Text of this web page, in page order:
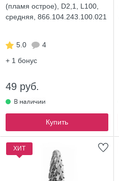
(пламя острое), D2,1, L100,
средняя, 866.104.243.100.021
5.0
4
+ 1 бонус
49 руб.
Купить
ХИТ